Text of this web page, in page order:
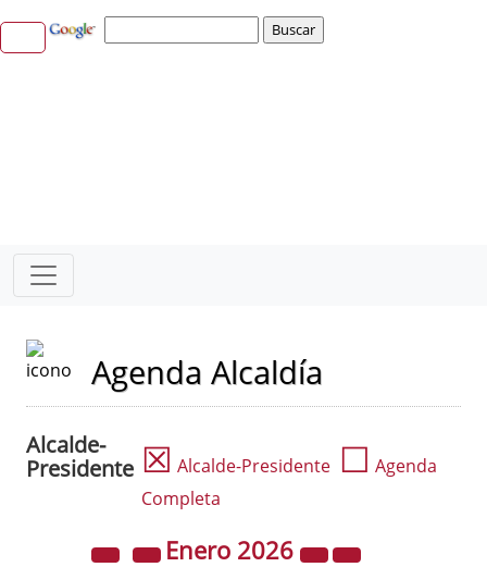
Agenda Alcaldía
Alcalde-
Presidente ☒ Alcalde-Presidente ☐ Agenda
Completa
Enero 2026